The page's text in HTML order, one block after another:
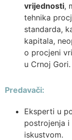
vrijednosti,
tehnika
standarda,
kapitala,
o procjeni
u Crnoj Gori.
Predavači:
Eksperti u
postrojenja i
iskustvom.